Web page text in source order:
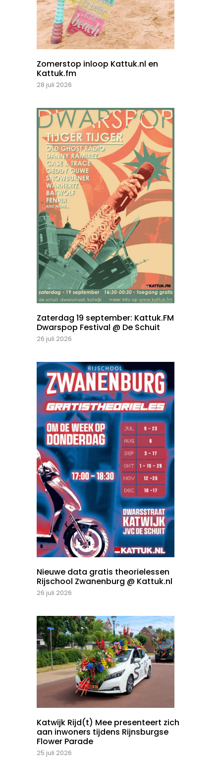
Zomerstop inloop Kattuk.nl en
Kattuk.fm
28 juli 2026
Zaterdag 19 september: Kattuk.FM
Dwarspop Festival @ De Schuit
26 juli 2026
Nieuwe data gratis theorielessen
Rijschool Zwanenburg @ Kattuk.nl
26 juli 2026
Katwijk Rijd(t) Mee presenteert zich
aan inwoners tijdens Rijnsburgse
Flower Parade
25 juli 2026